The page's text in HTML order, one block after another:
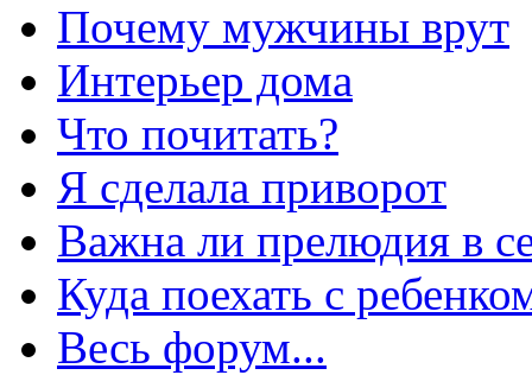
Почему мужчины врут
Интерьер дома
Что почитать?
Я сделала приворот
Важна ли прелюдия в
Куда поехать с
Весь форум...